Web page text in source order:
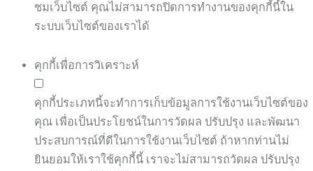
ชมเว็บไซต์ คุณไม่สามารถปิดการทำงานของคุกกี้นี้ใน
ระบบเว็บไซต์ของเราได้
คุกกี้เพื่อการวิเคราะห์
คุกกี้ประเภทนี้จะทำการเก็บข้อมูลการใช้งานเว็บไซต์ของ
คุณ เพื่อเป็นประโยชน์ในการวัดผล ปรับปรุง และพัฒนา
ประสบการณ์ที่ดีในการใช้งานเว็บไซต์ ถ้าหากท่านไม่
ยินยอมให้เราใช้คุกกี้นี้ เราจะไม่สามารถวัดผล ปรับปรุง